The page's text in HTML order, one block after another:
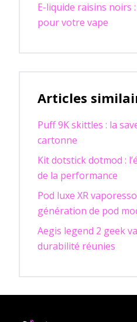
E-liquide raisins noirs
pour votre vape
Articles
Puff 9K skittles : la
cartonne
Kit dotstick dotmod :
de la performance
Pod luxe XR
génération de pod
Aegis legend 2 geek
durabilité réunies